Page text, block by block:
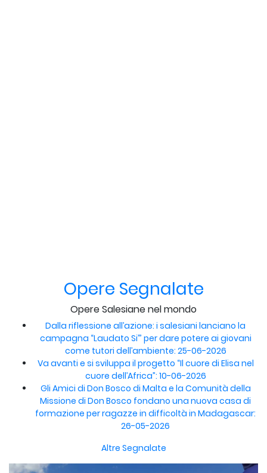
Opere Segnalate
Opere Salesiane nel mondo
Dalla riflessione all’azione: i salesiani lanciano la
campagna “Laudato Si’” per dare potere ai giovani
come tutori dell’ambiente: 25-06-2026
Va avanti e si sviluppa il progetto “Il cuore di Elisa nel
cuore dell’Africa”: 10-06-2026
Gli Amici di Don Bosco di Malta e la Comunità della
Missione di Don Bosco fondano una nuova casa di
formazione per ragazze in difficoltà in Madagascar:
26-05-2026
Altre Segnalate